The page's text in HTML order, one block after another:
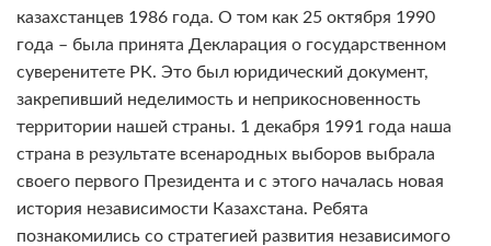
казахстанцев 1986 года. О том как 25 октября 1990
года – была принята Декларация о государственном
суверенитете РК. Это был юридический документ,
закрепивший неделимость и неприкосновенность
территории нашей страны. 1 декабря 1991 года наша
страна в результате всенародных выборов выбрала
своего первого Президента и с этого началась новая
история независимости Казахстана. Ребята
познакомились со стратегией развития независимого